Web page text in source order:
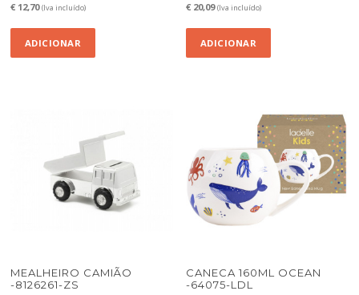
€ 12,70 (Iva incluído)
ADICIONAR
€ 20,09 (Iva incluído)
ADICIONAR
MEALHEIRO CAMIÃO
-8126261-ZS
CANECA 160ML OCEAN
-64075-LDL